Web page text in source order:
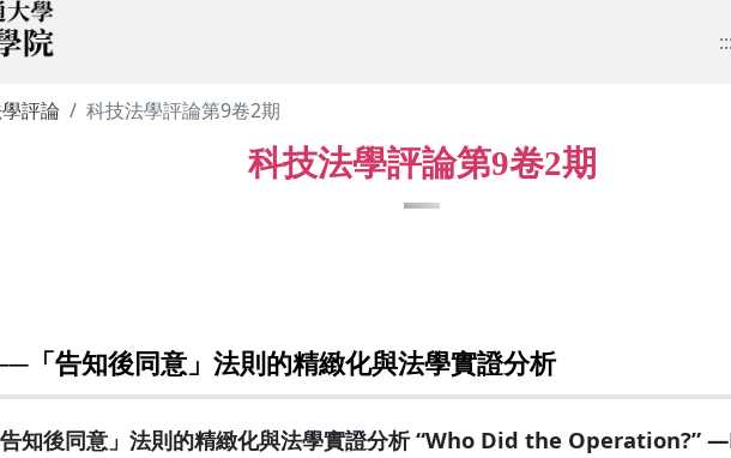
:::
評論 科技法學評論第9卷2期
科技法學評論第9卷2期
「告知後同意」法則的精緻化與法學實證分析
告知後同意」法則的精緻化與法學實證分析 “Who Did the